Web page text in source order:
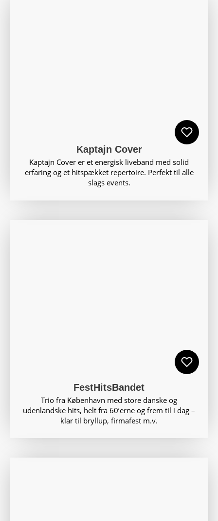
Kaptajn Cover
Kaptajn Cover er et energisk liveband med solid
erfaring og et hitspækket repertoire. Perfekt til alle
slags events.
FestHitsBandet
Trio fra København med store danske og
udenlandske hits, helt fra 60’erne og frem til i dag –
klar til bryllup, firmafest m.v.